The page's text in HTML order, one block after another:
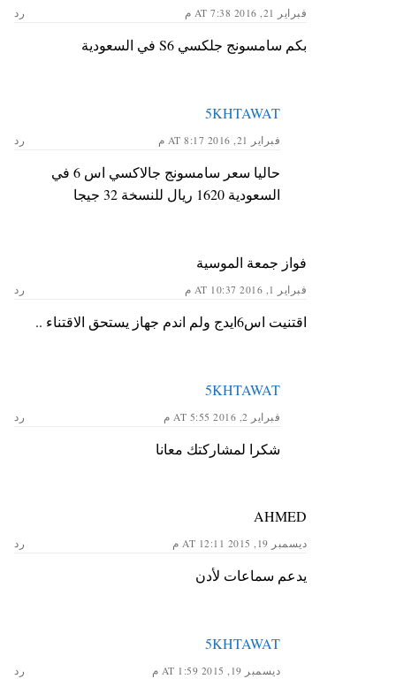
فبراير 21, 2016 AT 7:38 م رد
بكم سامسونج جلكسي S6 في السعودية
5KHTAWAT
فبراير 21, 2016 AT 8:17 م رد
حاليا سعر سامسونج جالاكسي اس 6 في
السعودية 1620 ريال للنسخة 32 جيجا
فواز جمعة الموسية
فبراير 1, 2016 AT 10:37 م رد
اقتنيت اس6ايدج ولم اندم جهاز يستحق الاقتناء ..
5KHTAWAT
فبراير 2, 2016 AT 5:55 م رد
شكرا لمشاركتك معانا
AHMED
ديسمبر 19, 2015 AT 12:11 م رد
يدعم سماعات لأدن
5KHTAWAT
ديسمبر 19, 2015 AT 1:59 م رد